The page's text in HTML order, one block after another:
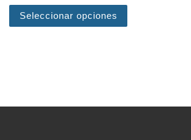
Seleccionar opciones